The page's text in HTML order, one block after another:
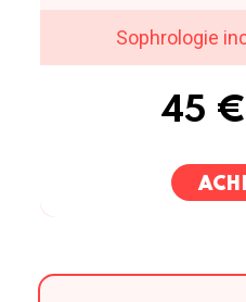
Sophrologie
45 €